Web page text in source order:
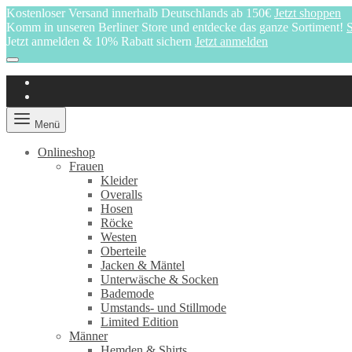
Kostenloser Versand innerhalb Deutschlands ab 150€ Jetzt shoppen
Komm in unseren Berliner Store und entdecke das ganze Sortiment!
Jetzt anmelden & 10% Rabatt sichern Jetzt anmelden
Menü
Onlineshop
Frauen
Kleider
Overalls
Hosen
Röcke
Westen
Oberteile
Jacken & Mäntel
Unterwäsche & Socken
Bademode
Umstands- und Stillmode
Limited Edition
Männer